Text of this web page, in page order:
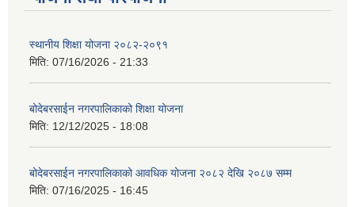
स्थानीय शिक्षा योजना २०८२-२०९१
मिति: 07/16/2026 - 21:33
बोदेबरसाईन नगरपालिकाको शिक्षा योजना
मिति: 12/12/2025 - 18:08
बोदेबरसाईन नगरपालिकाको आवधिक योजना २०८२ देखि २०८७ सम्म
मिति: 07/16/2025 - 16:45